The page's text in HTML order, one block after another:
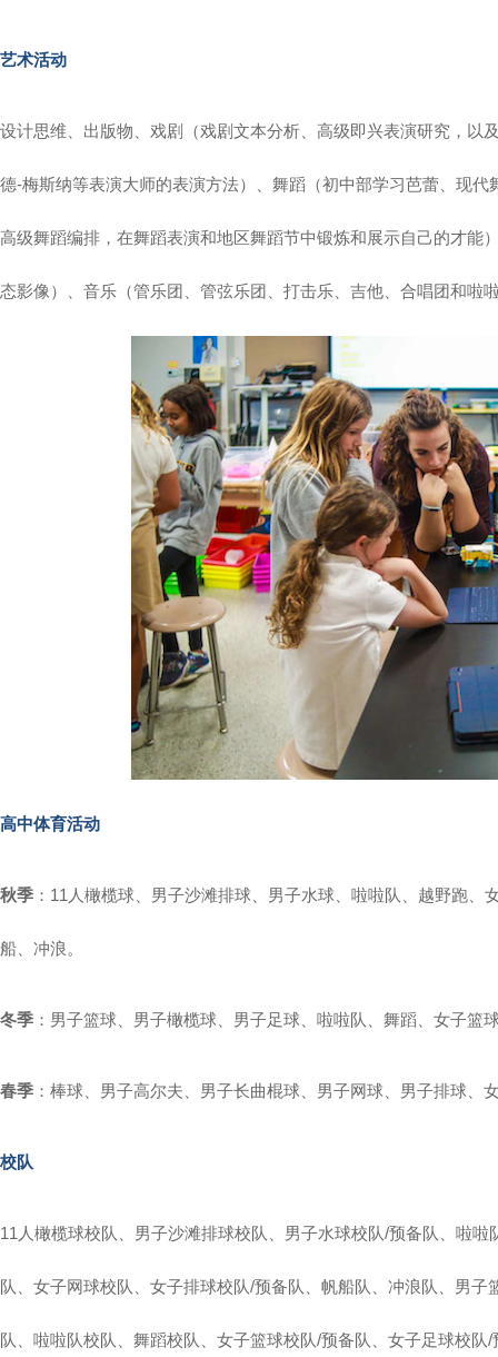
艺术活动
设计思维、出版物、戏剧（戏剧文本分析、高级即兴表演研究，以
德-梅斯纳等表演大师的表演方法）、舞蹈（初中部学习芭蕾、现
高级舞蹈编排，在舞蹈表演和地区舞蹈节中锻炼和展示自己的才能
态影像）、音乐（管乐团、管弦乐团、打击乐、吉他、合唱团和啦
高中体育活动
秋季 ：11人橄榄球、男子沙滩排球、男子水球、啦啦队、越野跑
船、冲浪。
冬季 ：男子篮球、男子橄榄球、男子足球、啦啦队、舞蹈、女子篮
春季 ：棒球、男子高尔夫、男子长曲棍球、男子网球、男子排球
校队
11人橄榄球校队、男子沙滩排球校队、男子水球校队/预备队、啦
队、女子网球校队、女子排球校队/预备队、帆船队、冲浪队、男
队、啦啦队校队、舞蹈校队、女子篮球校队/预备队、女子足球校